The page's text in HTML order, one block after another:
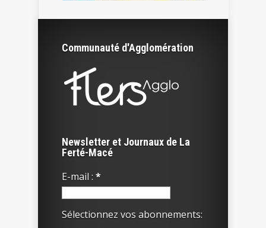
Communauté d'Agglomération
Newsletter et Journaux de La
Ferté-Macé
E-mail : *
Sélectionnez vos abonnements: